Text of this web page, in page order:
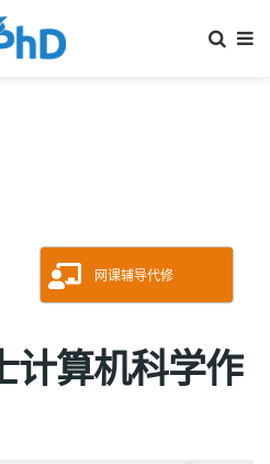
网课辅导代修
计算机科学作